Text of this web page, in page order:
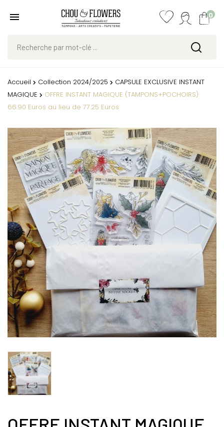
0
Accueil Collection 2024/2025
CAPSULE EXCLUSIVE INSTANT
MAGIQUE
OFFRE INSTANT MAGIQUE (TAMPONS+POCHOIRS)
66.90 Euros au lieu de 77.25 Euros